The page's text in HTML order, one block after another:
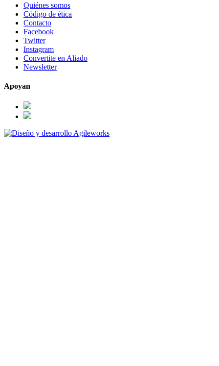
Quiénes somos
Código de ética
Contacto
Facebook
Twitter
Instagram
Convertite en Aliado
Newsletter
Apoyan